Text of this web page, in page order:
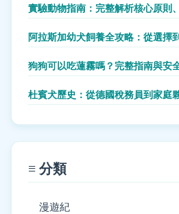
實驗動物指南：完整解析核心原則
阿拉斯加幼犬飼養全攻略：從選擇
狗狗可以吃蓮霧嗎？完整指南與安
杜賓犬歷史：從德國稅務員到家庭
≡ 分類
漫遊紀